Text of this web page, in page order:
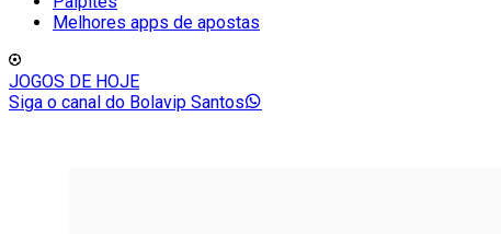
Melhores apps de apostas
JOGOS DE HOJE
Siga o canal do Bolavip Santos